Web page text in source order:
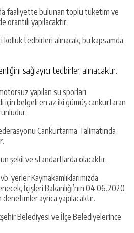
faaliyette bulunan toplu tüketim ve
orantılı yapılacaktır.
tedbirleri alınacak, bu kapsamda
sağlayıcı tedbirler alınacaktır.
yapılan su sporları
için belgeli en az iki gümüş cankurtaran
Cankurtarma Talimatında
şekil ve standartlarda olacaktır.
yerler Kaymakamlıklarımızda
İçişleri Bakanlığı’nın 04.06.2020
ayrıca yapılacaktır.
Belediyesi ve İlçe Belediyelerince